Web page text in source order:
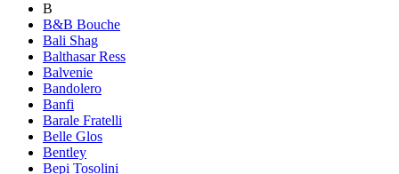
B
B&B Bouche
Bali Shag
Balthasar Ress
Balvenie
Bandolero
Banfi
Barale Fratelli
Belle Glos
Bentley
Bepi Tosolini